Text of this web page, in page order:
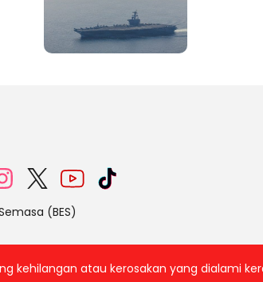
(BES)
kehilangan atau kerosakan yang dialami